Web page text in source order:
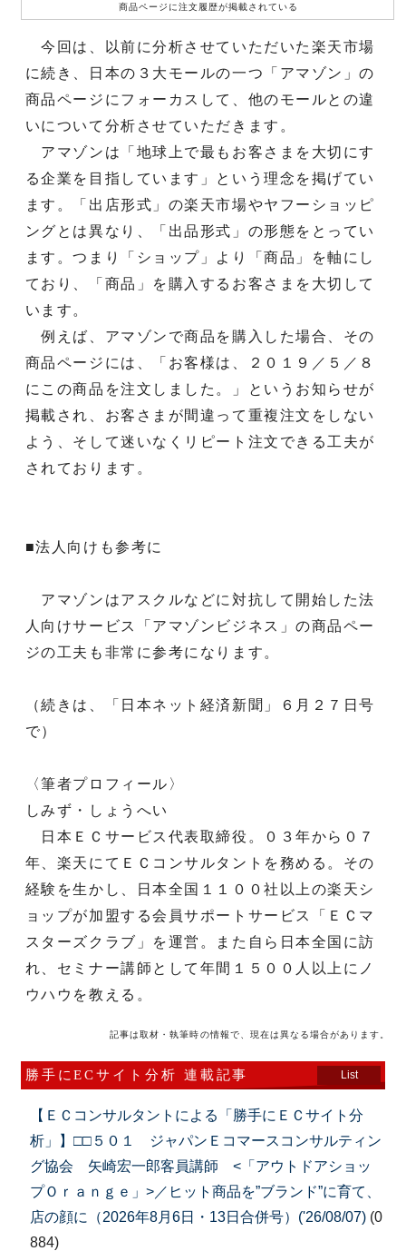
商品ページに注文履歴が掲載されている
今回は、以前に分析させていただいた楽天市場
に続き、日本の３大モールの一つ「アマゾン」の
商品ページにフォーカスして、他のモールとの違
いについて分析させていただきます。
アマゾンは「地球上で最もお客さまを大切にす
る企業を目指しています」という理念を掲げてい
ます。「出店形式」の楽天市場やヤフーショッピ
ングとは異なり、「出品形式」の形態をとってい
ます。つまり「ショップ」より「商品」を軸にし
ており、「商品」を購入するお客さまを大切して
います。
例えば、アマゾンで商品を購入した場合、その
商品ページには、「お客様は、２０１９／５／８
にこの商品を注文しました。」というお知らせが
掲載され、お客さまが間違って重複注文をしない
よう、そして迷いなくリピート注文できる工夫が
されております。
■法人向けも参考に
アマゾンはアスクルなどに対抗して開始した法
人向けサービス「アマゾンビジネス」の商品ペー
ジの工夫も非常に参考になります。
（続きは、「日本ネット経済新聞」６月２７日号
で）
〈筆者プロフィール〉
しみず・しょうへい
日本ＥＣサービス代表取締役。０３年から０７
年、楽天にてＥＣコンサルタントを務める。その
経験を生かし、日本全国１１００社以上の楽天シ
ョップが加盟する会員サポートサービス「ＥＣマ
スターズクラブ」を運営。また自ら日本全国に訪
れ、セミナー講師として年間１５００人以上にノ
ウハウを教える。
記事は取材・執筆時の情報で、現在は異なる場合があります。
勝手にECサイト分析 連載記事 List
【ＥＣコンサルタントによる「勝手にＥＣサイト分
析」】□□５０１ ジャパンＥコマースコンサルティン
グ協会 矢崎宏一郎客員講師 <「アウトドアショッ
プＯｒａｎｇｅ」>／ヒット商品を”ブランド”に育て、
店の顔に（2026年8月6日・13日合併号）('26/08/07) (0
884)